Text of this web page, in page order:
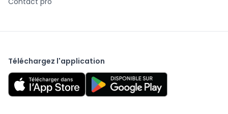
Téléchargez l'application